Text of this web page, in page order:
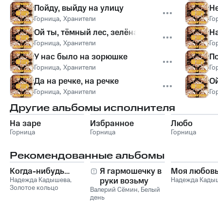
Пойду, выйду на улицу
Горница, Хранители
Ой ты, тёмный лес, зелёная дуброва
Горница, Хранители
У нас было на зорюшке
Горница, Хранители
Да на речке, на речке
Горница, Хранители
Другие альбомы исполнителя
На заре
Горница
Избранное
Горница
Любо
Горница
Рекомендованные альбомы
Когда-нибудь…
Надежда Кадышева,
Золотое кольцо
Я гармошечку в
руки возьму
Валерий Сёмин, Белый
день
Моя
Надежда